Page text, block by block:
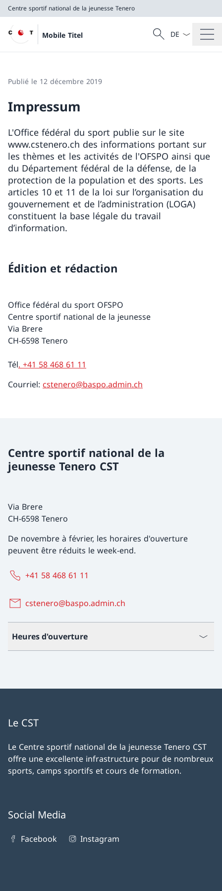
Centre sportif national de la jeunesse Tenero
Mobile Titel
Recherche
Recherche
La langue
Publié le 12 décembre 2019
Impressum
L'Office fédéral du sport publie sur le site
www.cstenero.ch des informations portant sur
les thèmes et les activités de l'OFSPO ainsi que
du Département fédéral de la défense, de la
protection de la population et des sports. Les
articles 10 et 11 de la loi sur l’organisation du
gouvernement et de l’administration (LOGA)
constituent la base légale du travail
d’information.
Édition et rédaction
Office fédéral du sport OFSPO
Centre sportif national de la jeunesse
Via Brere
CH-6598 Tenero
Tél. +41 58 468 61 11
Courriel: cstenero@baspo.admin.ch
Centre sportif national de la
jeunesse Tenero CST
Via Brere
CH-6598 Tenero
De novembre à février, les horaires d'ouverture
peuvent être réduits le week-end.
+41 58 468 61 11
cstenero@baspo.admin.ch
Heures d'ouverture
Le CST
Le Centre sportif national de la jeunesse Tenero CST
offre une excellente infrastructure pour de nombreux
sports, camps sportifs et cours de formation.
Social Media
Facebook Instagram